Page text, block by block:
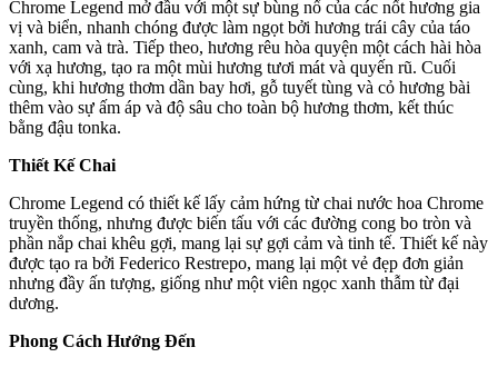
Chrome Legend mở đầu với một sự bùng nổ của các nốt hương gia
vị và biển, nhanh chóng được làm ngọt bởi hương trái cây của táo
xanh, cam và trà. Tiếp theo, hương rêu hòa quyện một cách hài hòa
với xạ hương, tạo ra một mùi hương tươi mát và quyến rũ. Cuối
cùng, khi hương thơm dần bay hơi, gỗ tuyết tùng và cỏ hương bài
thêm vào sự ấm áp và độ sâu cho toàn bộ hương thơm, kết thúc
bằng đậu tonka.
Thiết Kế Chai
Chrome Legend có thiết kế lấy cảm hứng từ chai nước hoa Chrome
truyền thống, nhưng được biến tấu với các đường cong bo tròn và
phần nắp chai khêu gợi, mang lại sự gợi cảm và tinh tế. Thiết kế này
được tạo ra bởi Federico Restrepo, mang lại một vẻ đẹp đơn giản
nhưng đầy ấn tượng, giống như một viên ngọc xanh thẫm từ đại
dương.
Phong Cách Hướng Đến